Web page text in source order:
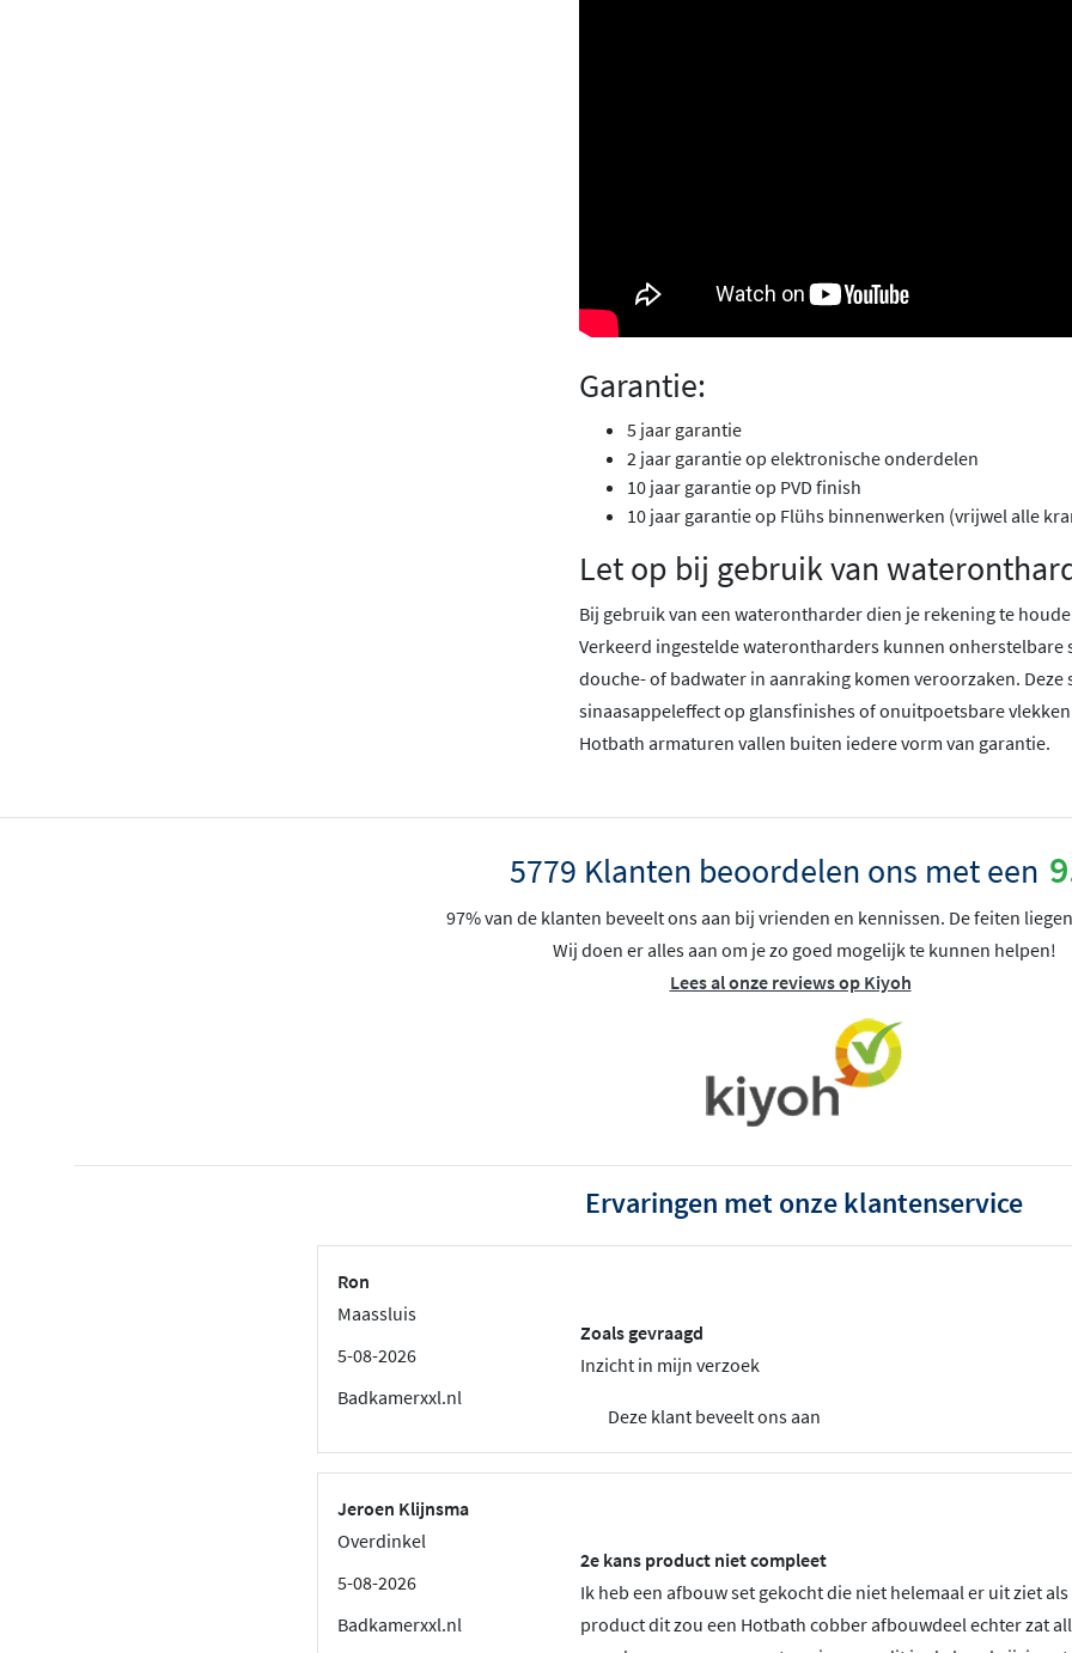
Garantie:
5 jaar garantie
2 jaar garantie op elektronische onderdelen
10 jaar garantie op PVD finish
10 jaar garantie op Flühs binnenwerken (vrijwel alle
Let op bij gebruik van
Bij gebruik van een waterontharder dien je rekening te
Verkeerd ingestelde waterontharders kunnen
douche- of badwater in aanraking komen veroorzaken.
sinaasappeleffect op glansfinishes of onuitpoetsbare
Hotbath armaturen vallen buiten iedere vorm van garantie.
5779 Klanten beoordelen ons met een
97% van de klanten beveelt ons aan bij vrienden en kennissen. De feiten
Wij doen er alles aan om je zo goed mogelijk te kunnen helpen!
Lees al onze reviews op Kiyoh
Ervaringen met onze klantenservice
Ron
Maassluis
5-08-2026
Badkamerxxl.nl
Zoals gevraagd
Inzicht in mijn verzoek
Deze klant beveelt ons aan
Jeroen Klijnsma
Overdinkel
5-08-2026
Badkamerxxl.nl
2e kans product niet compleet
Ik heb een afbouw set gekocht die niet helemaal er uit ziet
product dit zou een Hotbath cobber afbouwdeel echter zat